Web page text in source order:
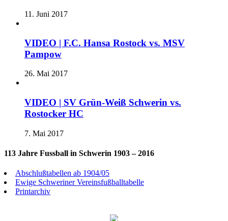
11. Juni 2017
VIDEO | F.C. Hansa Rostock vs. MSV
Pampow
26. Mai 2017
VIDEO | SV Grün-Weiß Schwerin vs.
Rostocker HC
7. Mai 2017
113 Jahre Fussball in Schwerin 1903 – 2016
Abschlußtabellen ab 1904/05
Ewige Schweriner Vereinsfußballtabelle
Printarchiv